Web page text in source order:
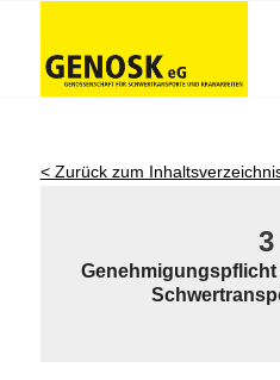
< Zurück zum
3
Genehmigungspflicht